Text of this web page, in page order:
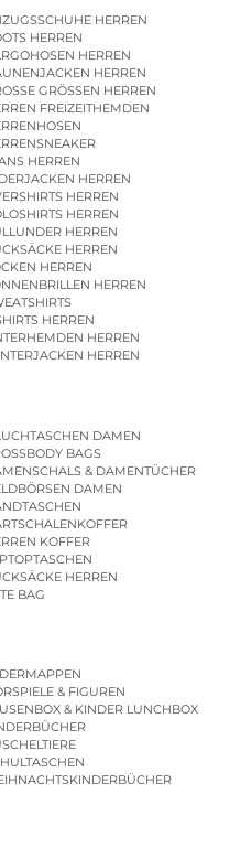
HERREN
HERREN
HERREN
HERREN
GRÖSSEN HERREN
FREIZEITHEMDEN
HERREN
HERREN
HERREN
HERREN
HERREN
HERREN
HERREN
HERREN
HERREN
HERREN
HERREN
DAMEN
BAGS
& DAMENTÜCHER
DAMEN
KOFFER
HERREN
BAG
& FIGUREN
& KINDER LUNCHBOX
KINDERGARTENBEUTEL